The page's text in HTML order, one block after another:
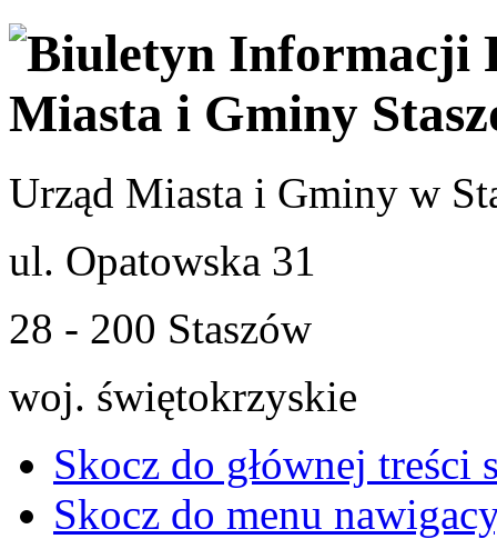
Urząd Miasta i Gminy w
ul. Opatowska 31
28 - 200 Staszów
woj. świętokrzyskie
Skocz do głównej treści
Skocz do menu